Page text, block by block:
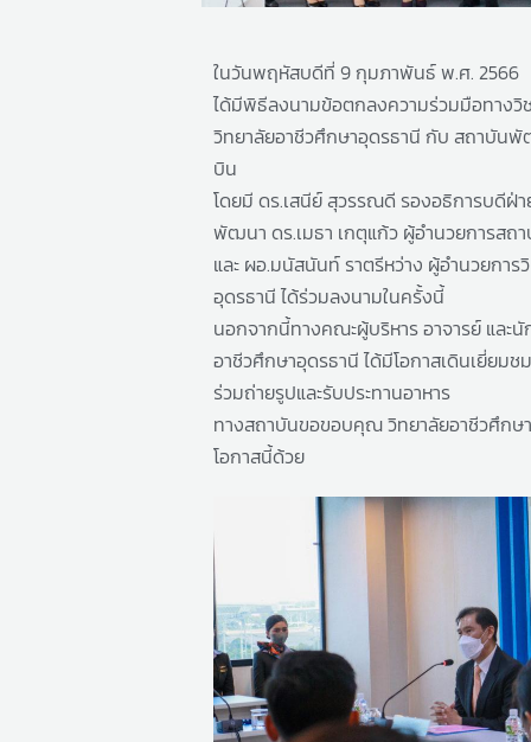
ในวันพฤหัสบดีที่ 9 กุมภาพันธ์ พ.ศ. 2566
ได้มีพิธีลงนามข้อตกลงความร่วมมือทางวิช
วิทยาลัยอาชีวศึกษาอุดรธานี กับ สถาบัน
บิน
โดยมี ดร.เสนีย์ สุวรรณดี รองอธิการบดีฝ่า
พัฒนา ดร.เมธา เกตุแก้ว ผู้อำนวยการสถ
และ ผอ.มนัสนันท์ ราตรีหว่าง ผู้อำนวยการ
อุดรธานี ได้ร่วมลงนามในครั้งนี้
นอกจากนี้ทางคณะผู้บริหาร อาจารย์ และ
อาชีวศึกษาอุดรธานี ได้มีโอกาสเดินเยี่ยม
ร่วมถ่ายรูปและรับประทานอาหาร
ทางสถาบันขอขอบคุณวิทยาลัยอาชีวศึกษ
โอกาสนี้ด้วย